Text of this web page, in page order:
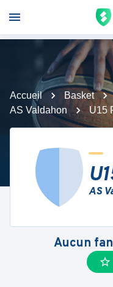
Accueil Basket
AS Valdahon
U15
AS
Aucun